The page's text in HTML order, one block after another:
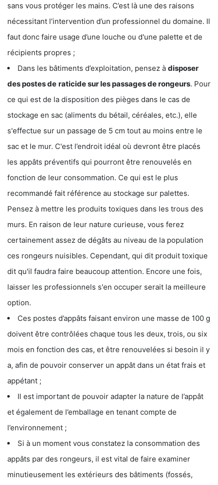
sans vous protéger les mains. C’est là une des raisons
nécessitant l’intervention d’un professionnel du domaine. Il
faut donc faire usage d’une louche ou d'une palette et de
récipients propres ;
Dans les bâtiments d’exploitation, pensez à disposer
des postes de raticide sur les passages de rongeurs. Pour
ce qui est de la disposition des pièges dans le cas de
stockage en sac (aliments du bétail, céréales, etc.), elle
s'effectue sur un passage de 5 cm tout au moins entre le
sac et le mur. C'est l’endroit idéal où devront être placés
les appâts préventifs qui pourront être renouvelés en
fonction de leur consommation. Ce qui est le plus
recommandé fait référence au stockage sur palettes.
Pensez à mettre les produits toxiques dans les trous des
murs. En raison de leur nature curieuse, vous ferez
certainement assez de dégâts au niveau de la population
ces rongeurs nuisibles. Cependant, qui dit produit toxique
dit qu'il faudra faire beaucoup attention. Encore une fois,
laisser les professionnels s'en occuper serait la meilleure
option.
Ces postes d’appâts faisant environ une masse de 100 g
doivent être contrôlées chaque tous les deux, trois, ou six
mois en fonction des cas, et être renouvelées si besoin il y
a, afin de pouvoir conserver un appât dans un état frais et
appétant ;
Il est important de pouvoir adapter la nature de l’appât
et également de l’emballage en tenant compte de
l’environnement ;
Si à un moment vous constatez la consommation des
appâts par des rongeurs, il est vital de faire examiner
minutieusement les extérieurs des bâtiments (fossés,